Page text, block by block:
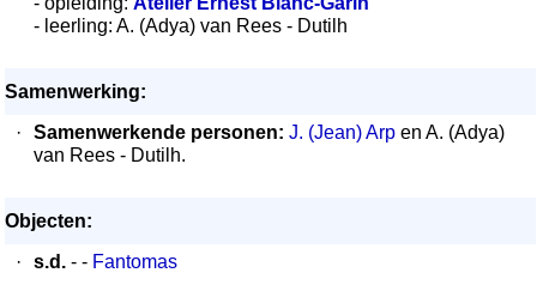
- leerling: A. (Adya) van Rees - Dutilh
Samenwerking:
·
Samenwerkende personen: J. (Jean) Arp en A. (Adya)
van Rees - Dutilh.
Objecten:
·
s.d. - - Fantomas